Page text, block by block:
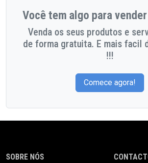
Você tem algo para
Venda os seus produtos e
de forma gratuita. E mais facil
!!!
Comece agora!
SOBRE NÓS